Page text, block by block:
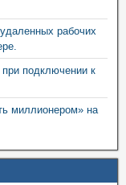
рабочих
подключении к
миллионером» на